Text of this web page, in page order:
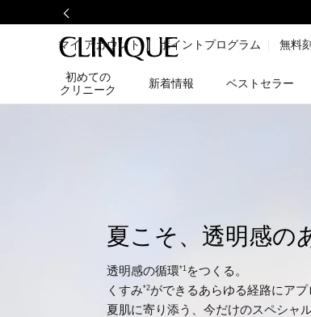
マイ アカウント ポイントプログラム 無料
初めての
クリニーク
新着情報 ベストセラー
夏こそ、透明感の
透明感の循環*1 をつくる。
くすみ*2ができるあらゆる経路にアプ
夏肌に寄り添う、今だけのスペシャ